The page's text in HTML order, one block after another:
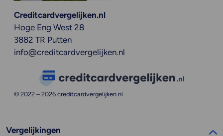
Creditcardvergelijken.nl
Hoge Eng West 28
3882 TR Putten
info@creditcardvergelijken.nl
© 2022 – 2026 creditcardvergelijken.nl
Vergelijkingen